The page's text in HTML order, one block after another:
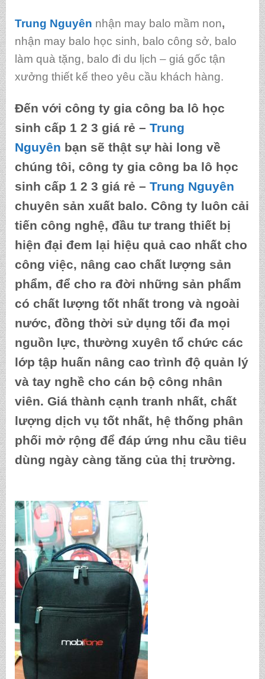
Trung Nguyên nhận may balo mầm non,
nhận may balo học sinh, balo công sở, balo
làm quà tặng, balo đi du lịch – giá gốc tận
xưởng thiết kế theo yêu cầu khách hàng.
Đến với công ty gia công ba lô học
sinh cấp 1 2 3 giá rẻ – Trung
Nguyên bạn sẽ thật sự hài long về
chúng tôi, công ty gia công ba lô học
sinh cấp 1 2 3 giá rẻ – Trung Nguyên
chuyên sản xuất balo. Công ty luôn cải
tiến công nghệ, đầu tư trang thiết bị
hiện đại đem lại hiệu quả cao nhất cho
công việc, nâng cao chất lượng sản
phẩm, để cho ra đời những sản phẩm
có chất lượng tốt nhất trong và ngoài
nước, đồng thời sử dụng tối đa mọi
nguồn lực, thường xuyên tổ chức các
lớp tập huấn nâng cao trình độ quản lý
và tay nghề cho cán bộ công nhân
viên. Giá thành cạnh tranh nhất, chất
lượng dịch vụ tốt nhất, hệ thống phân
phối mở rộng để đáp ứng nhu cầu tiêu
dùng ngày càng tăng của thị trường.